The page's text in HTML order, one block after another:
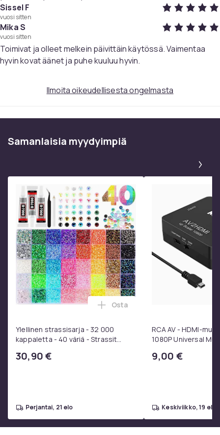
Tekniset tiedot:
Koko: 2,4x1,5x1,5 cm
Materiaali: Silikoni
Huomautus: Hygieniasyistä tuotetta ei ole mahdollista
palauttaa tai vaihtaa, jos pakkaus/sinetti on rikki.
1 pari korvatulppia
Paino, gramma
Tuotenro
b129859e-0ae0-5772-8f39-fbefdf1b305d
Tuoteturvallisuustiedot
Sissel F
vuosi sitten
Mika S
vuosi sitten
Toimivat ja olleet melkein päivittäin käytössä. Vaimentaa
hyvin kovat äänet ja puhe kuuluu hyvin.
Ilmoita oikeudellisesta ongelmasta
Samanlaisia ​​myydyimpiä
Ylellinen strassisarja - 32 000
kappaletta - 40 väriä - Strassit
- Liima pinseteillä - liimattavat
30,90 €
Lisää Ylellinen strassisarja -
Osta
perjantai, 21 elo
RCA AV - HDMI-
1080P Universal
9,00 €
keskiviikko, 19 elo